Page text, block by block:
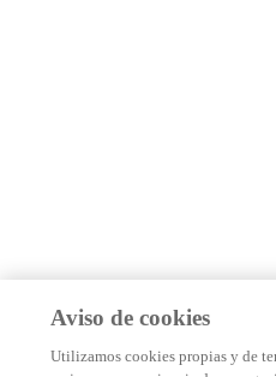
Aviso de cookies
Utilizamos cookies propias y de